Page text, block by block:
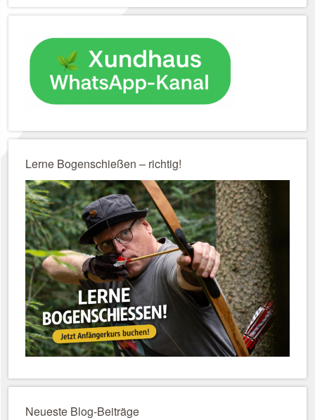
Lerne Bogenschießen – richtig!
Neueste Blog-Beiträge